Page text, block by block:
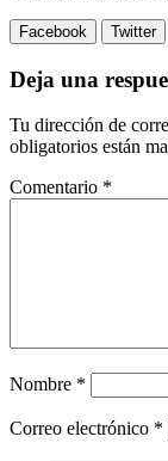
Facebook Twitter
Deja una
Tu dirección de
obligatorios están
Comentario *
Nombre *
Correo electrónico *